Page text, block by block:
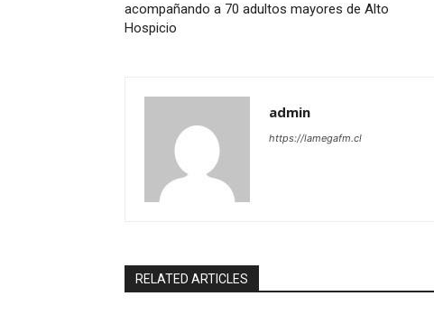
acompañando a 70 adultos mayores de Alto
Hospicio
admin
https://lamegafm.cl
RELATED ARTICLES